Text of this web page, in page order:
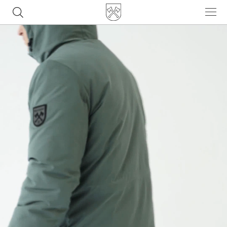
Популярные товары
ботинки
куртка
брюки
рюкзак
джинсы